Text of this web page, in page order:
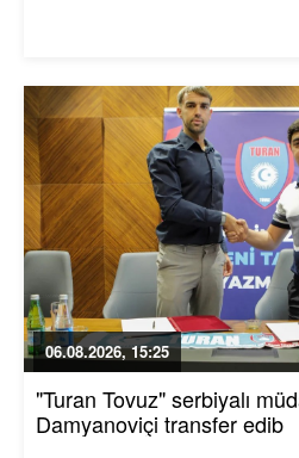
06.08.2026, 15:25
"Turan Tovuz" serbiyalı
Damyanoviçi transfer edib